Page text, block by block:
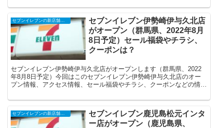
セブンイレブンの新店舗開店予定・オープンセール（福袋）、クーポンなど
セブンイレブン伊勢崎伊与久北店
がオープン（群馬県、2022年8月
8日予定）セール福袋やチラシ、
クーポンは？
セブンイレブン伊勢崎伊与久北店がオープンします（群馬県、2022
年8月8日予定）今回はこのセブンイレブン伊勢崎伊与久北店のオー
プン情報、アクセス情報、セール福袋やチラシ、クーポンなどの情報
セブンイレブン鹿児島松元インタ
ー店がオープン（鹿児島県、